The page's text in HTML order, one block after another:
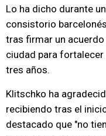
Lo ha dicho durante
consistorio
tras firmar un
ciudad para
tres años.
Klitschko ha
recibiendo tras el
destacado que "no